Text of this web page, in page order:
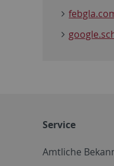
Service
Amtliche